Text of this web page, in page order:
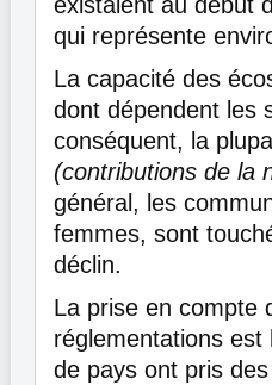
qui représente
La capacité des
dont dépendent les
conséquent, la
(contributions de la
général, les
femmes, sont
déclin.
La prise en compte
réglementations
de pays ont pris